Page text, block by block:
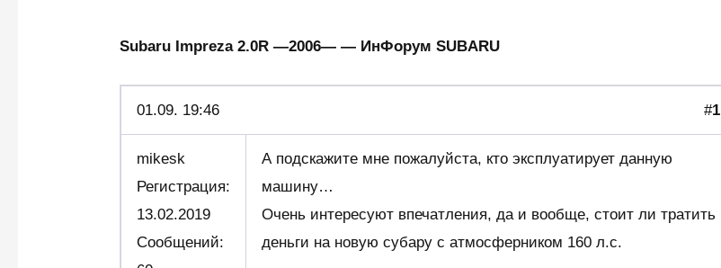
Subaru Impreza 2.0R —2006— — ИнФорум SUBARU
01.09. 19:46 #1
mikesk
Регистрация:
13.02.2019
Сообщений:
А подскажите мне пожалуйста, кто эксплуатирует данную
машину…
Очень интересуют впечатления, да и вообще, стоит ли тратить
деньги на новую субару с атмосферником 160 л.с.